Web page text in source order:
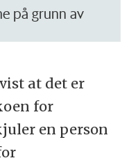
på grunn av
de brukte
at det er
for
en person